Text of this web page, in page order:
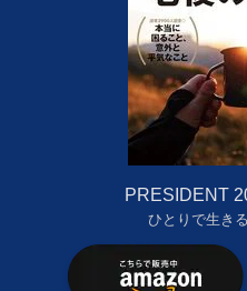
PRESIDENT
ひとりで生き